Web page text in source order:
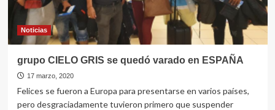
Noticias
grupo CIELO GRIS se quedó varado en ESPAÑA
17 marzo, 2020
Felices se fueron a Europa para presentarse en varios países,
pero desgraciadamente tuvieron primero que suspender